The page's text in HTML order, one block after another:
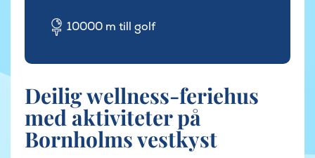
10000 m till golf
Deilig wellness-feriehus
med aktiviteter på
Bornholms vestkyst